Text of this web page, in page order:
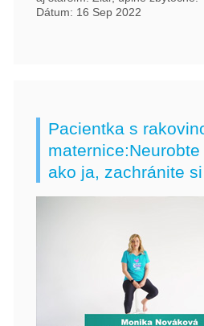
Dátum: 16 Sep 2022
Pacientka s
ako ja, zachránite